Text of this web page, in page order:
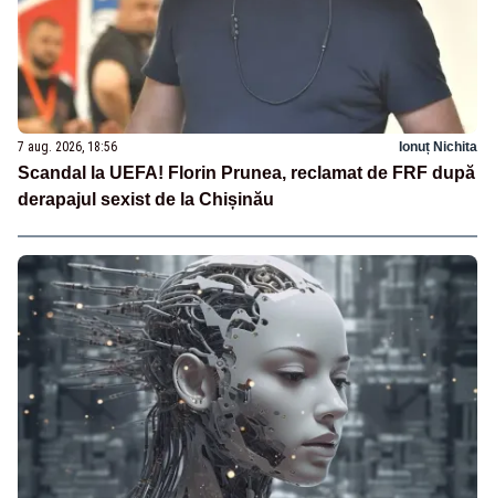
7 aug. 2026, 18:56 Ionuț Nichita
Scandal la UEFA! Florin Prunea, reclamat de FRF după
derapajul sexist de la Chișinău